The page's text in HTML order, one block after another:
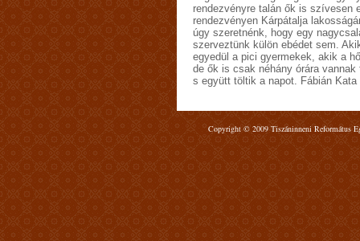
rendezvényre talán ők is szívesen
rendezvényen Kárpátalja
úgy szeretnénk, hogy egy
szerveztünk külön ebédet sem.
egyedül a pici gyermekek, akik a
de ők is csak néhány órára
s együtt töltik a napot. Fábián Kata
Copyright © 2009 Tiszáninneni Református